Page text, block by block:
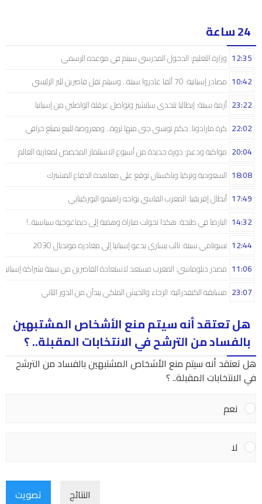
24 ساعة
وزارة التعليم: الدخول المدرسي سیتم في موعده الرسمي 12:35
مصادر إسبانية: 70 ألفا غادروا سبتة.. وسيتم نقل قاصرين للبر الرئيسي 10:42
أزمة سبتة: إيطاليا تتحدى سانشيز وتواصل عرقلة الواصلين من إسبانيا 23:22
كرة مارادونا: حكم تونسي جنى منها ثروة.. ومعروضة للبيع بمبلغ خرافي 22:02
مواكبة ودعم: دورة جديدة من أسبوع الاستثمار المخصص لمغاربة العالم 20:04
السعودية وتركيا وباكستان توقع على معاهدة الدفاع المشترك 18:08
أبطال إفريقيا: المغرب الفاسي يواجه راهيمو البوركينابي 17:49
البارصا في طنجة: هكذا تحولت مباراة وهمية إلى ديماغوجية سياسية..! 14:32
تسونامي سبتة: نائب يساري يدعو إسبانيا إلى مغادرة مونديال 2030 12:44
مصدر دبلوماسي: المغرب مستعد لاستعادة القاصرين من سبتة بشراكة إسبانية 11:06
مسابقة الكنفدرالية: الرجاء والجيش الملكي يبدآن من الدور الثاني 23:07
هل تعتقد أنه سيتم منع الأشخاص المشتبهين
بالفساد من الترشح في الانتخابات المقبلة.. ؟
هل تعتقد أنه سيتم منع الأشخاص المشتبهين بالفساد من الترشح
في الانتخابات المقبلة.. ؟
نعم
لا
النتائج تصويت